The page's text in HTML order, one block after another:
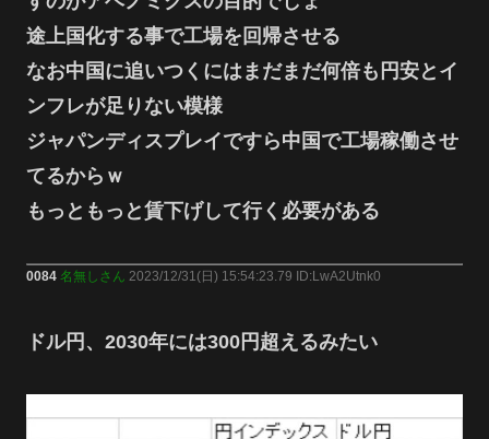
途上国化する事で工場を回帰させる
なお中国に追いつくにはまだまだ何倍も円安とイ
ンフレが足りない模様
ジャパンディスプレイですら中国で工場稼働させ
てるからｗ
もっともっと賃下げして行く必要がある
0084 名無しさん 2023/12/31(日) 15:54:23.79 ID:LwA2Utnk0
ドル円、2030年には300円超えるみたい